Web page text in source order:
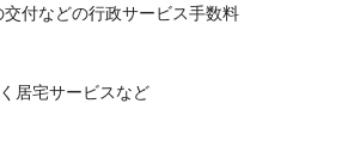
交付などの行政サービス手数料
居宅サービスなど